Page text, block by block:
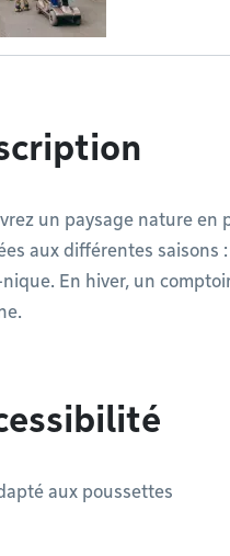
un paysage nature
aux différentes saisons
En hiver, un
aux poussettes